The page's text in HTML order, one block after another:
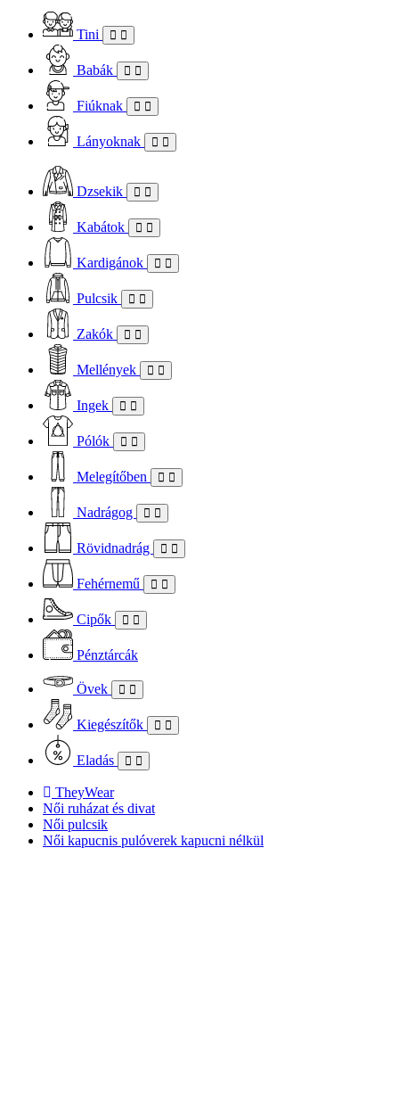
Tini
Babák
Fiúknak
Lányoknak
Dzsekik
Kabátok
Kardigánok
Pulcsik
Zakók
Mellények
Ingek
Pólók
Melegítőben
Nadrágog
Rövidnadrág
Fehérnemű
Cipők
Pénztárcák
Övek
Kiegészítők
Eladás
TheyWear
Női ruházat és divat
Női pulcsik
Női kapucnis pulóverek kapucni nélkül